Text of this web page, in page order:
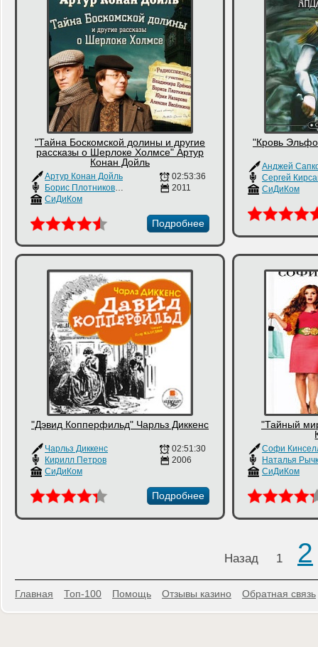
"Тайна Боскомской долины и другие
рассказы о Шерлоке Холмсе" Артур
Конан Дойль
Артур Конан Дойль
Борис Плотников
,Владимир Еремин
юрий Назаров
СиДиКом
02:53:36
2011
Подробнее
"Кровь
Сергей
СиДиКом
"Дэвид Копперфильд" Чарльз Диккенс
Чарльз Диккенс
Кирилл Петров
СиДиКом
02:51:30
2006
Подробнее
"Тайный
Софи
Наталья
СиДиКом
Назад 1 2
Главная Топ-100 Помощь Отзывы казино Обратная связь